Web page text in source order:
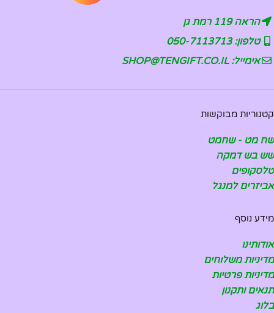
הראה 119 רמת גן
טלפון: 050-7113713
אימייל: SHOP@TENGIFT.CO.IL
קטגוריות מבוקשות
שח מט - שחמט
שש בש דמקה
טלסקופים
אביזרים למנגל
מידע נוסף
אודותינו
מדיניות משלוחים
מדיניות פרטיות
תנאים ותקנון
בלוג